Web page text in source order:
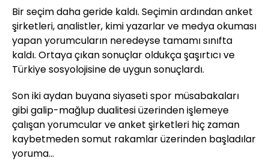
Bir seçim daha geride kaldı. Seçimin ardından anket
şirketleri, analistler, kimi yazarlar ve medya okuması
yapan yorumcuların neredeyse tamamı sınıfta
kaldı. Ortaya çıkan sonuçlar oldukça şaşırtıcı ve
Türkiye sosyolojisine de uygun sonuçlardı.
Son iki aydan buyana siyaseti spor müsabakaları
gibi galip-mağlup dualitesi üzerinden işlemeye
çalışan yorumcular ve anket şirketleri hiç zaman
kaybetmeden somut rakamlar üzerinden başladılar
yoruma…